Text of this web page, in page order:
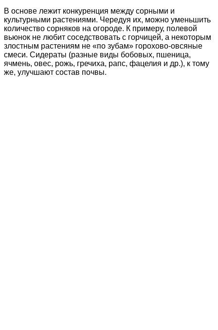
В основе лежит конкуренция между сорными и
культурными растениями. Чередуя их, можно уменьшить
количество сорняков на огороде. К примеру, полевой
вьюнок не любит соседствовать с горчицей, а некоторым
злостным растениям не «по зубам» горохово-овсяные
смеси. Сидераты (разные виды бобовых, пшеница,
ячмень, овес, рожь, гречиха, рапс, фацелия и др.), к тому
же, улучшают состав почвы.